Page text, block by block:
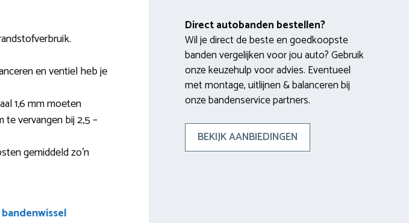
en ventiel heb je
1,6 mm moeten
vervangen bij 2,5 –
gemiddeld zo’n
Direct autobanden bestellen?
Wil je direct de beste en goedkoopste
banden vergelijken voor jou auto? Gebruik
onze keuzehulp voor advies. Eventueel
met montage, uitlijnen & balanceren bij
onze bandenservice partners.
BEKIJK AANBIEDINGEN